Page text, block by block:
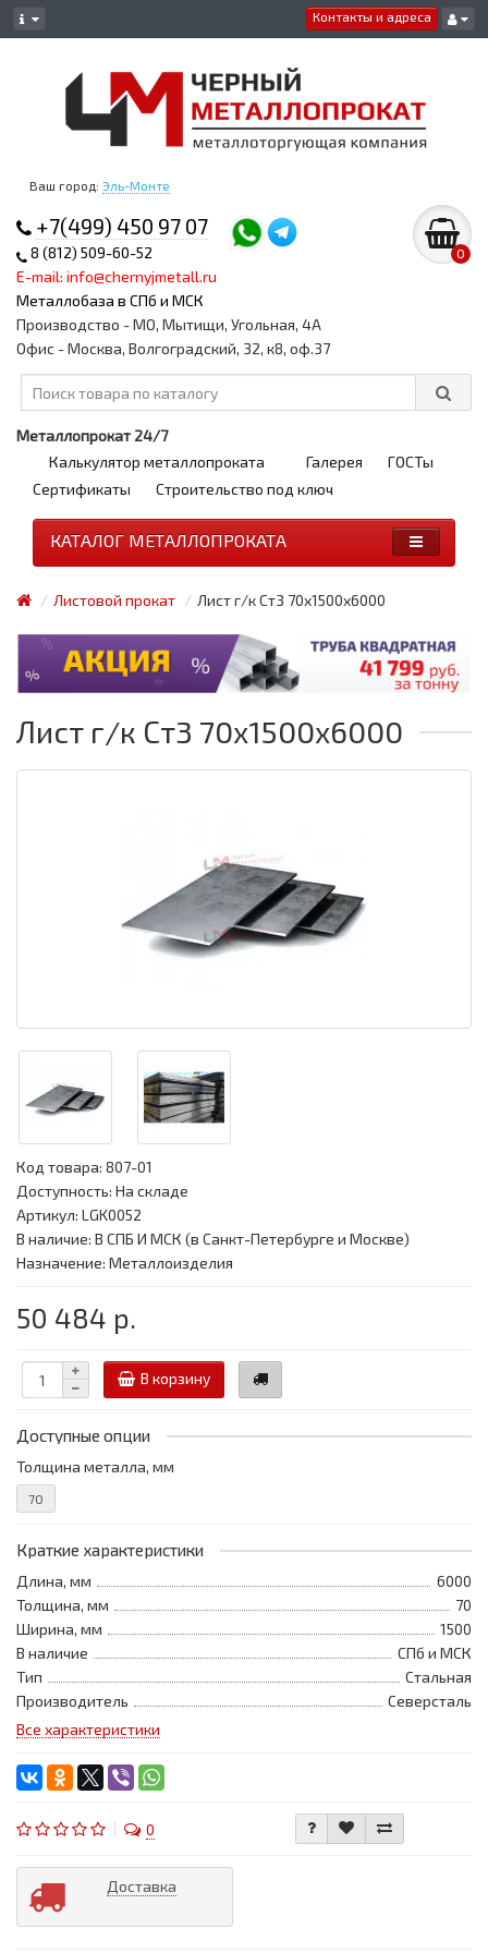
Контакты и адреса
Ваш город: Эль-Монте
+7(499) 450 97 07
8 (812) 509-60-52
E-mail: info@chernyjmetall.ru
Металлобаза в СПб и МСК
0
Производство - МО, Мытищи, Угольная, 4А
Офис - Москва, Волгоградский, 32, к8, оф.37
Металлопрокат 24/7
Калькулятор металлопроката
Галерея
ГОСТы
Сертификаты
Строительство под ключ
КАТАЛОГ МЕТАЛЛОПРОКАТА
Листовой прокат Лист г/к Ст3 70x1500x6000
Лист г/к Ст3 70x1500x6000
Код товара: 807-01
Доступность: На складе
Артикул: LGK0052
В наличие: В СПБ И МСК (в Санкт-Петербурге и Москве)
Назначение: Металлоизделия
50 484 р.
В корзину
Доступные опции
Толщина металла, мм
70
Краткие характеристики
Длина, мм
6000
Толщина, мм
70
Ширина, мм
1500
В наличие
СПб и МСК
Тип
Стальная
Производитель
Северсталь
Все характеристики
0
Доставка